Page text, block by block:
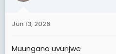
s
Jun 13, 2026
Muungano uvunjwe